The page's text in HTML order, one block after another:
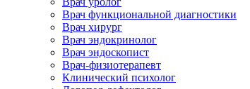
Врач функциональной диагностики
Врач хирург
Врач эндокринолог
Врач эндоскопист
Врач-физиотерапевт
Клинический психолог